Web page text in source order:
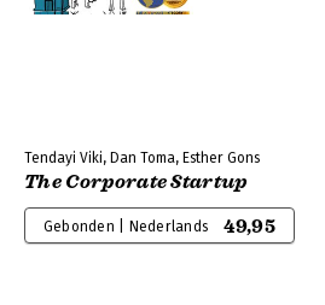
Tendayi Viki, Dan Toma, Esther Gons
The Corporate Startup
Gebonden | Nederlands 49,95